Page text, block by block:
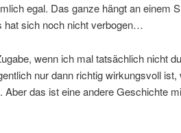
egal. Das ganze hängt an einem
hat sich noch nicht verbogen…
wenn ich mal tatsächlich nicht
nur dann richtig wirkungsvoll
das ist eine andere Geschichte